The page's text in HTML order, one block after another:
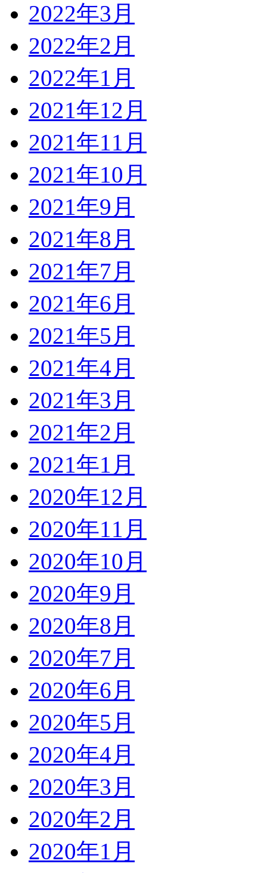
2022年3月
2022年2月
2022年1月
2021年12月
2021年11月
2021年10月
2021年9月
2021年8月
2021年7月
2021年6月
2021年5月
2021年4月
2021年3月
2021年2月
2021年1月
2020年12月
2020年11月
2020年10月
2020年9月
2020年8月
2020年7月
2020年6月
2020年5月
2020年4月
2020年3月
2020年2月
2020年1月